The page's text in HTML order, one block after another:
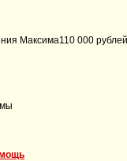
Максима110 000 рублей.